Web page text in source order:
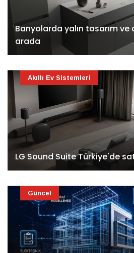
Banyolarda yalın tasarım ve
arada
LG Sound Suite Türkiye'de
Akıllı Ev Sistemleri
Güncel